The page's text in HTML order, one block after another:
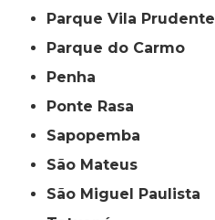
Parque Vila Prudente
Parque do Carmo
Penha
Ponte Rasa
Sapopemba
São Mateus
São Miguel Paulista